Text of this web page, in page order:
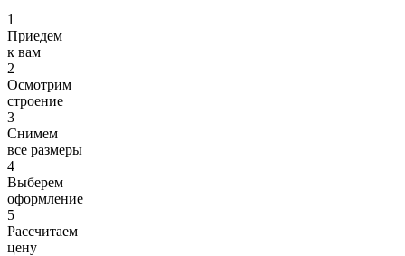
1
Приедем
к вам
2
Осмотрим
строение
3
Снимем
все размеры
4
Выберем
оформление
5
Рассчитаем
цену